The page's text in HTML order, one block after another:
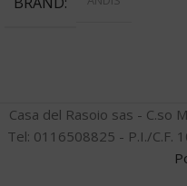
Casa del Rasoio sas - C.so
Tel: 0116508825 - P.I./C.F.